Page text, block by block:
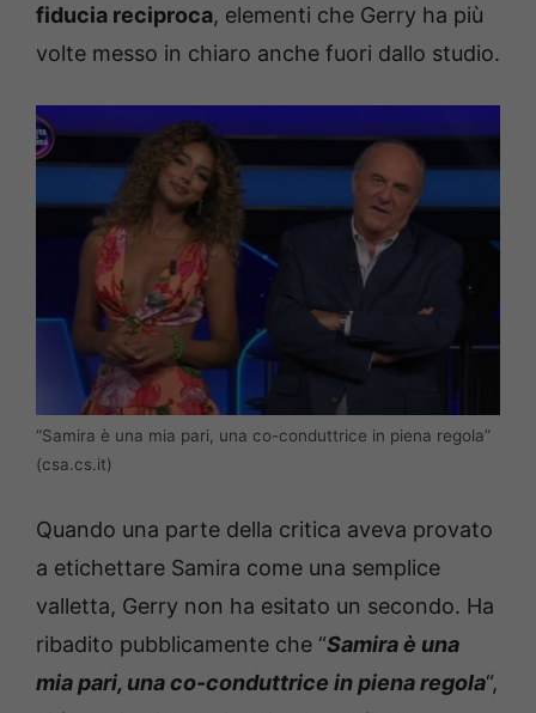
fiducia reciproca, elementi che Gerry ha più
volte messo in chiaro anche fuori dallo studio.
“Samira è una mia pari, una co-conduttrice in piena regola”
(csa.cs.it)
Quando una parte della critica aveva provato
a etichettare Samira come una semplice
valletta, Gerry non ha esitato un secondo. Ha
ribadito pubblicamente che “Samira è una
mia pari, una co-conduttrice in piena regola“,